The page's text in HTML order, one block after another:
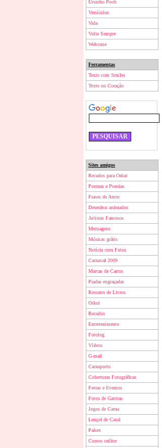
Ursinho Pooh
Versículos
Vida
Volte Sempre
Welcome
Ferramentas
Texto com Smiles
Texto no Coração
Sites amigos
Recados para Orkut
Poemas e Poesias
Frases de Amor
Desenhos animados
Artistas Famosos
Mensagens
Músicas grátis
Notícia com Fotos
Carnaval 2009
Marcas de Carros
Piadas engraçadas
Resumo de Livros
Orkut
Recados
Entretenimento
Fotolog
Vídeos
G-mail
Carnaporto
Coberturas Fotográficas
Festas e Eventos
Fotos de Garotas
Jogos de Cama
Lençol de Casal
Países
Cursos online